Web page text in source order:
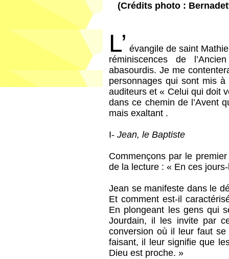
(Crédits photo :
L’ évangile de saint
réminiscences de
abasourdis. Je me
personnages qui sont mis
auditeurs et « Celui qui doit
dans ce chemin de l’Avent
mais exaltant .
I-Jean, le Baptiste
Commençons par le
de la lecture : « En ces
Jean se manifeste dans le
Et comment est-il
En plongeant les gens qui
Jourdain, il les invite par
conversion où il leur faut
faisant, il leur signifie que
Dieu est proche. »